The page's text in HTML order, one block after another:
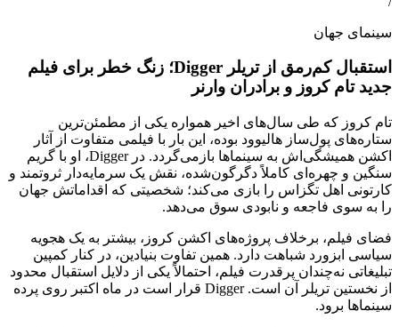
سینمای جهان
استقبال کم‌رمق از تریلر Digger؛ زنگ خطر برای فیلم
جدید تام کروز و برادران وارنر
تام کروز که طی سال‌های اخیر همواره یکی از مطمئن‌ترین
ستاره‌های پول‌ساز هالیوود بوده، این بار با فیلمی متفاوت از آثار
اکشن همیشگی‌اش به سینماها بازمی‌گردد. در Digger، او با گریم
سنگین و چهره‌ای کاملاً دگرگون‌شده، نقش یک سرمایه‌دار ثروتمند و
کارتونی اهل تگزاس را بازی می‌کند؛ شخصیتی که اقداماتش جهان
را به سوی فاجعه و نابودی سوق می‌دهد.
فضای فیلم، برخلاف پروژه‌های اکشن کروز، بیشتر به یک هجویه
سیاسی ابزورد شباهت دارد. همین تفاوت بنیادین، در کنار کمپین
تبلیغاتی نه‌چندان پرقدرت فیلم، احتمالاً یکی از دلایل استقبال محدود
از نخستین تریلر آن است. Digger قرار است در ماه اکتبر روی پرده
سینماها برود.